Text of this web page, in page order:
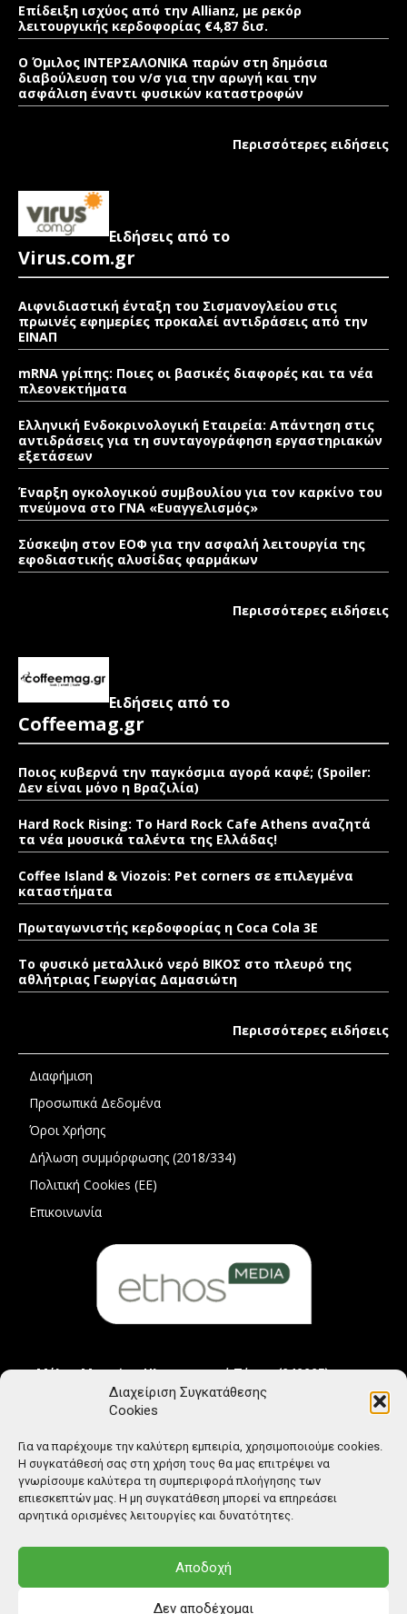
Διαχείριση Συγκατάθεσης
Cookies
Για να παρέχουμε την καλύτερη εμπειρία, χρησιμοποιούμε cookies.
Η συγκατάθεσή σας στη χρήση τους θα μας επιτρέψει να
γνωρίσουμε καλύτερα τη συμπεριφορά πλοήγησης των
επιεσκεπτών μας. Η μη συγκατάθεση μπορεί να επηρεάσει
αρνητικά ορισμένες λειτουργίες και δυνατότητες.
Αποδοχή
Δεν αποδέχομαι
Επίδειξη ισχύος από την Allianz, με ρεκόρ
λειτουργικής κερδοφορίας €4,87 δισ.
Ο Όμιλος ΙΝΤΕΡΣΑΛΟΝΙΚΑ παρών στη δημόσια
διαβούλευση του ν/σ για την αρωγή και την
ασφάλιση έναντι φυσικών καταστροφών
Περισσότερες ειδήσεις
Ειδήσεις από το
Virus.com.gr
Αιφνιδιαστική ένταξη του Σισμανογλείου στις
πρωινές εφημερίες προκαλεί αντιδράσεις από την
ΕΙΝΑΠ
mRNA γρίπης: Ποιες οι βασικές διαφορές και τα νέα
πλεονεκτήματα
Ελληνική Ενδοκρινολογική Εταιρεία: Απάντηση στις
αντιδράσεις για τη συνταγογράφηση εργαστηριακών
εξετάσεων
Έναρξη ογκολογικού συμβουλίου για τον καρκίνο του
πνεύμονα στο ΓΝΑ «Ευαγγελισμός»
Σύσκεψη στον ΕΟΦ για την ασφαλή λειτουργία της
εφοδιαστικής αλυσίδας φαρμάκων
Περισσότερες ειδήσεις
Ειδήσεις από το
Coffeemag.gr
Ποιος κυβερνά την παγκόσμια αγορά καφέ; (Spoiler:
Δεν είναι μόνο η Βραζιλία)
Hard Rock Rising: Το Hard Rock Cafe Athens αναζητά
τα νέα μουσικά ταλέντα της Ελλάδας!
Coffee Island & Viozois: Pet corners σε επιλεγμένα
καταστήματα
Πρωταγωνιστής κερδοφορίας η Coca Cola 3E
Το φυσικό μεταλλικό νερό ΒΙΚΟΣ στο πλευρό της
αθλήτριας Γεωργίας Δαμασιώτη
Περισσότερες ειδήσεις
Διαφήμιση
Προσωπικά Δεδομένα
Όροι Χρήσης
Δήλωση συμμόρφωσης (2018/334)
Πολιτική Cookies (ΕΕ)
Επικοινωνία
Μέλος Μητρώου Ηλεκτρονικού Τύπου (242225)